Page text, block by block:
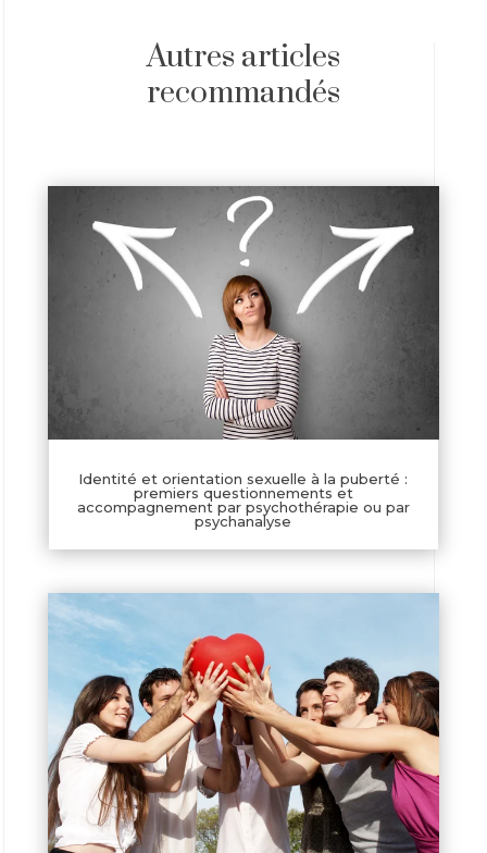
Autres articles
recommandés
Identité et orientation sexuelle à la puberté :
premiers questionnements et
accompagnement par psychothérapie ou par
psychanalyse